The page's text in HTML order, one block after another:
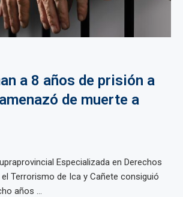
a 8 años de prisión a
de muerte a
Especializada en Derechos
Terrorismo de Ica y Cañete consiguió
años ...